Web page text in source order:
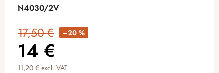
N4030/2V
17,50 € –20 %
14 €
11,20 € excl. VAT